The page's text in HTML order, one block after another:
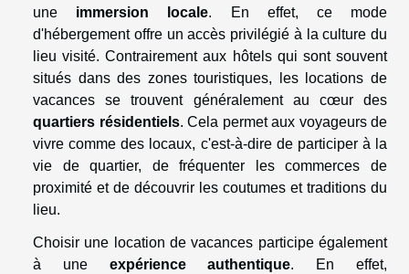
une immersion locale. En effet, ce mode
d'hébergement offre un accès privilégié à la culture du
lieu visité. Contrairement aux hôtels qui sont souvent
situés dans des zones touristiques, les locations de
vacances se trouvent généralement au cœur des
quartiers résidentiels. Cela permet aux voyageurs de
vivre comme des locaux, c'est-à-dire de participer à la
vie de quartier, de fréquenter les commerces de
proximité et de découvrir les coutumes et traditions du
lieu.
Choisir une location de vacances participe également
à une expérience authentique. En effet,